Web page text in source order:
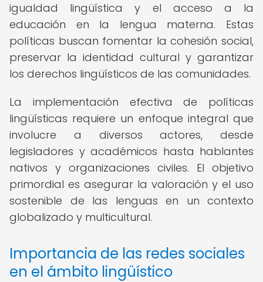
igualdad lingüística y el acceso a la
educación en la lengua materna. Estas
políticas buscan fomentar la cohesión social,
preservar la identidad cultural y garantizar
los derechos lingüísticos de las comunidades.
La implementación efectiva de políticas
lingüísticas requiere un enfoque integral que
involucre a diversos actores, desde
legisladores y académicos hasta hablantes
nativos y organizaciones civiles. El objetivo
primordial es asegurar la valoración y el uso
sostenible de las lenguas en un contexto
globalizado y multicultural.
Importancia de las redes sociales
en el ámbito lingüístico